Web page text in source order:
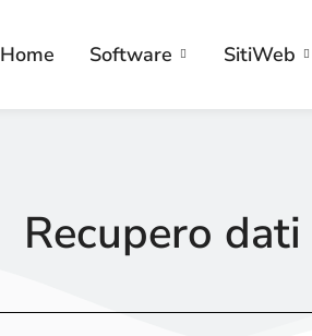
Home Software SitiWeb
Recupero